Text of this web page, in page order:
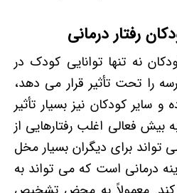
رفتار درمانی
نه تنها توانایی کودک در
را تحت تأثیر قرار می دهد،
و سایر کودکان نیز بسیار تأثیر
بیش فعالی اغلب رفتارهایی از
برای دیگران بسیار مخل
درمانی است که می تواند به